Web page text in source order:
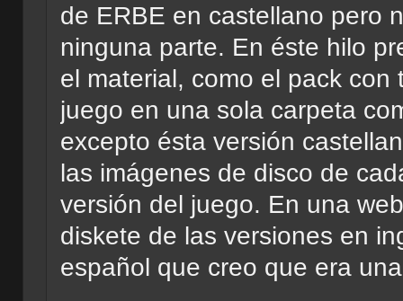
de ERBE en castellano pero
ninguna parte. En éste hilo
el material, como el pack
juego en una sola carpeta
excepto ésta versión
las imágenes de disco de
versión del juego. En una
diskete de las versiones en
español que creo que era